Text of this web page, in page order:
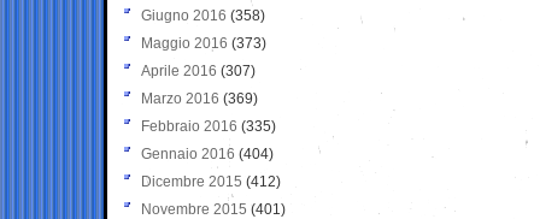
Giugno 2016 (358)
Maggio 2016 (373)
Aprile 2016 (307)
Marzo 2016 (369)
Febbraio 2016 (335)
Gennaio 2016 (404)
Dicembre 2015 (412)
Novembre 2015 (401)